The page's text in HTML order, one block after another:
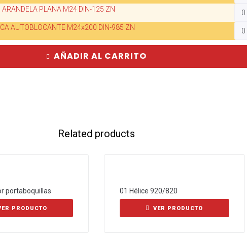
ARANDELA PLANA M24 DIN-125 ZN
AUTOBLOCANTE M24x200 DIN-985 ZN
AÑADIR AL CARRITO
Related products
portaboquillas
PRODUCTO
01 Hélice 920/820
VER PRODUCTO